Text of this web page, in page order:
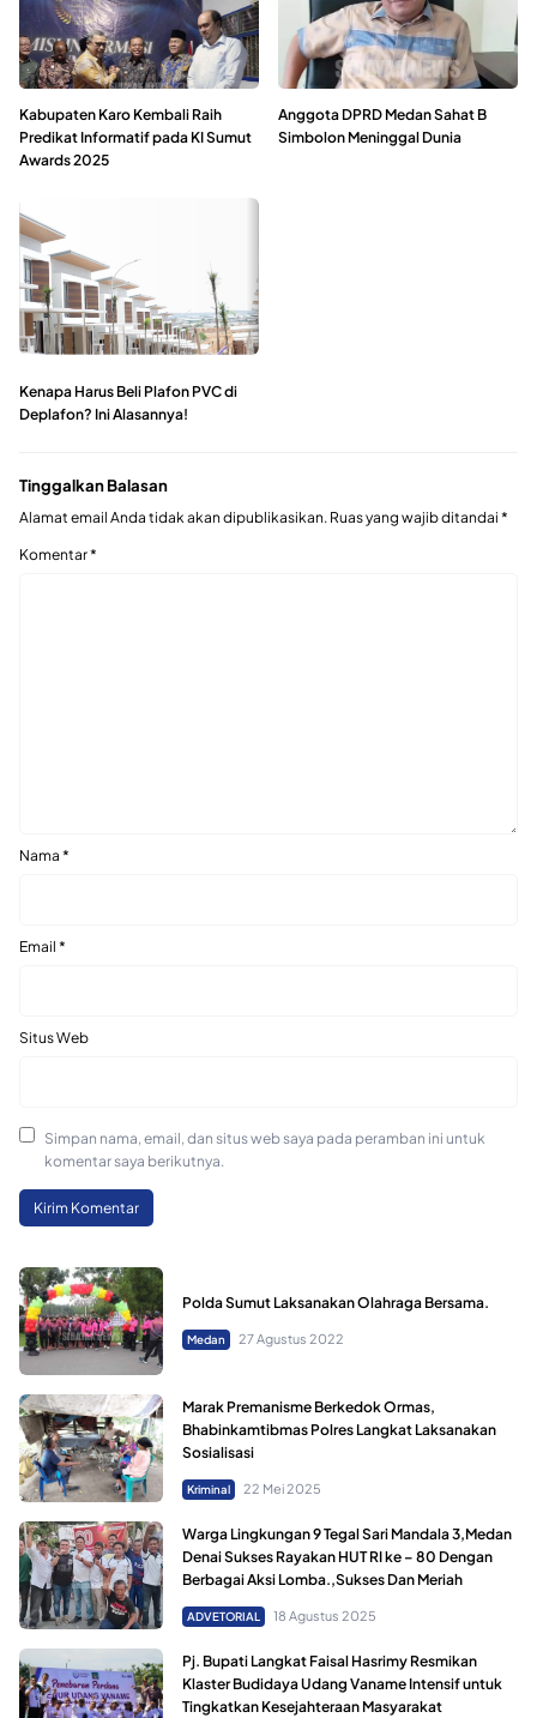
Kabupaten Karo Kembali Raih
Predikat Informatif pada KI Sumut
Awards 2025
Anggota DPRD Medan Sahat B
Simbolon Meninggal Dunia
Kenapa Harus Beli Plafon PVC di
Deplafon? Ini Alasannya!
Tinggalkan Balasan
Alamat email Anda tidak akan dipublikasikan. Ruas yang wajib ditandai *
Komentar*
Nama *
Email *
Situs Web
Simpan nama, email, dan situs web saya pada peramban ini untuk
komentar saya berikutnya.
Polda Sumut Laksanakan Olahraga Bersama.
Medan 27 Agustus 2022
Marak Premanisme Berkedok Ormas,
Bhabinkamtibmas Polres Langkat Laksanakan
Sosialisasi
Kriminal 22 Mei 2025
Warga Lingkungan 9 Tegal Sari Mandala 3,Medan
Denai Sukses Rayakan HUT RI ke – 80 Dengan
Berbagai Aksi Lomba.,Sukses Dan Meriah
ADVETORIAL 18 Agustus 2025
Pj. Bupati Langkat Faisal Hasrimy Resmikan
Klaster Budidaya Udang Vaname Intensif untuk
Tingkatkan Kesejahteraan Masyarakat